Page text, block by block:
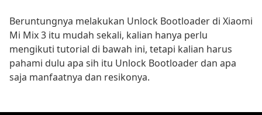
Beruntungnya melakukan Unlock Bootloader di Xiaomi
Mi Mix 3 itu mudah sekali, kalian hanya perlu
mengikuti tutorial di bawah ini, tetapi kalian harus
pahami dulu apa sih itu Unlock Bootloader dan apa
saja manfaatnya dan resikonya.